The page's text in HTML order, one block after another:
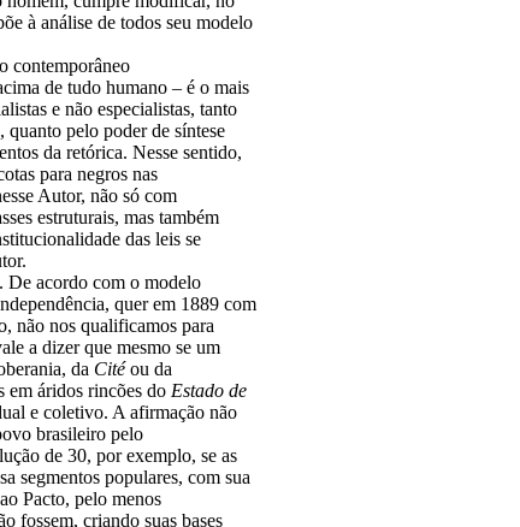
à análise de todos seu modelo
contemporâneo
de tudo humano – é o mais
e não especialistas, tanto
quanto pelo poder de síntese
da retórica. Nesse sentido,
para negros nas
Autor, não só com
estruturais, mas também
das leis se
De acordo com o modelo
quer em 1889 com
não nos qualificamos para
a dizer que mesmo se um
da Citéou da
em áridos rincões do Estado de
e coletivo. A afirmação não
brasileiro pelo
de 30, por exemplo, se as
segmentos populares, com sua
Pacto, pelo menos
fossem, criando suas bases